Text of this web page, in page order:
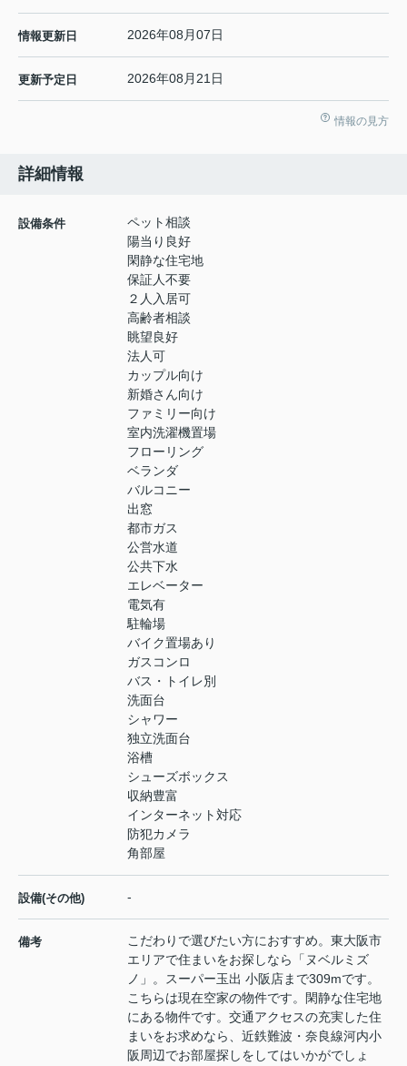
情報更新日 2026年08月07日
更新予定日 2026年08月21日
情報の見方
詳細情報
設備条件
ペット相談
陽当り良好
閑静な住宅地
保証人不要
２人入居可
高齢者相談
眺望良好
法人可
カップル向け
新婚さん向け
ファミリー向け
室内洗濯機置場
フローリング
ベランダ
バルコニー
出窓
都市ガス
公営水道
公共下水
エレベーター
電気有
駐輪場
バイク置場あり
ガスコンロ
バス・トイレ別
洗面台
シャワー
独立洗面台
浴槽
シューズボックス
収納豊富
インターネット対応
防犯カメラ
角部屋
設備(その他) -
備考
こだわりで選びたい方におすすめ。東大阪市
エリアで住まいをお探しなら「ヌベルミズ
ノ」。スーパー玉出 小阪店まで309mです。
こちらは現在空家の物件です。閑静な住宅地
にある物件です。交通アクセスの充実した住
まいをお求めなら、近鉄難波・奈良線河内小
阪周辺でお部屋探しをしてはいかがでしょ